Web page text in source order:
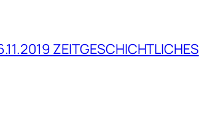
ZEITGESCHICHTLICHES